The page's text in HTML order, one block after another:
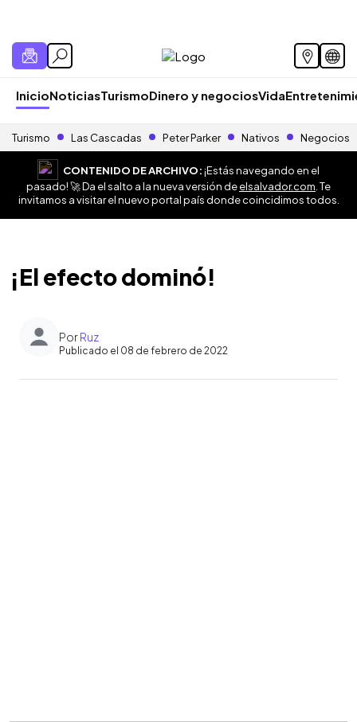
InicioNoticiasTurismoDinero y negociosVida
Turismo Las Cascadas Peter Parker Nativos Negocios
CONTENIDO DE ARCHIVO:¡Estás navegando en el
pasado! 🚀 Da el salto a la nueva versión deelsalvador.com . Te
invitamos a visitar el nuevo portal país donde coincidimos todos.
¡El efecto dominó!
PorRuz
Publicado el 08 de febrero de 2022